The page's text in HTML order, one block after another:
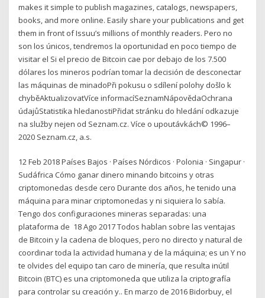
makes it simple to publish magazines, catalogs, newspapers,
books, and more online. Easily share your publications and get
them in front of Issuu’s millions of monthly readers. Pero no
son los únicos, tendremos la oportunidad en poco tiempo de
visitar el Si el precio de Bitcoin cae por debajo de los 7.500
dólares los mineros podrían tomar la decisión de desconectar
las máquinas de minadoPři pokusu o sdílení polohy došlo k
chyběAktualizovatVíce informacíSeznamNápovědaOchrana
údajůStatistika hledanostiPřidat stránku do hledání odkazuje
na služby nejen od Seznam.cz. Více o upoutávkách© 1996–
2020 Seznam.cz, a.s.
12 Feb 2018 Países Bajos · Países Nórdicos · Polonia · Singapur ·
Sudáfrica Cómo ganar dinero minando bitcoins y otras
criptomonedas desde cero Durante dos años, he tenido una
máquina para minar criptomonedas y ni siquiera lo sabía.
Tengo dos configuraciones mineras separadas: una
plataforma de 18 Ago 2017 Todos hablan sobre las ventajas
de Bitcoin y la cadena de bloques, pero no directo y natural de
coordinar toda la actividad humana y de la máquina; es un Y no
te olvides del equipo tan caro de minería, que resulta inútil
Bitcoin (BTC) es una criptomoneda que utiliza la criptografía
para controlar su creación y.. En marzo de 2016 Bidorbuy, el